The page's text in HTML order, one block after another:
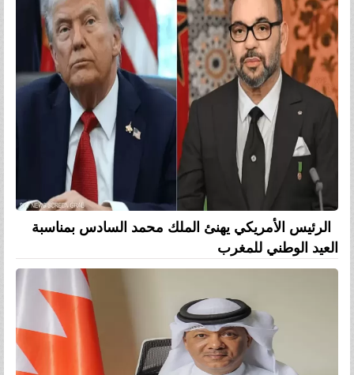
الرئيس الأمريكي يهنئ الملك محمد السادس بمناسبة
العيد الوطني للمغرب